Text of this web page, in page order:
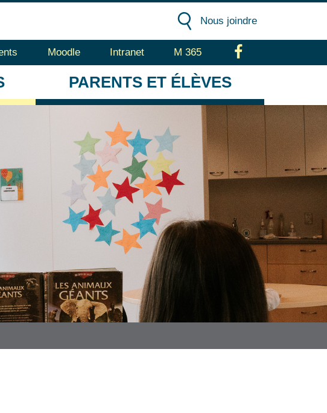
Nous joindre
Moodle Intranet M 365
PARENTS ET ÉLÈVES